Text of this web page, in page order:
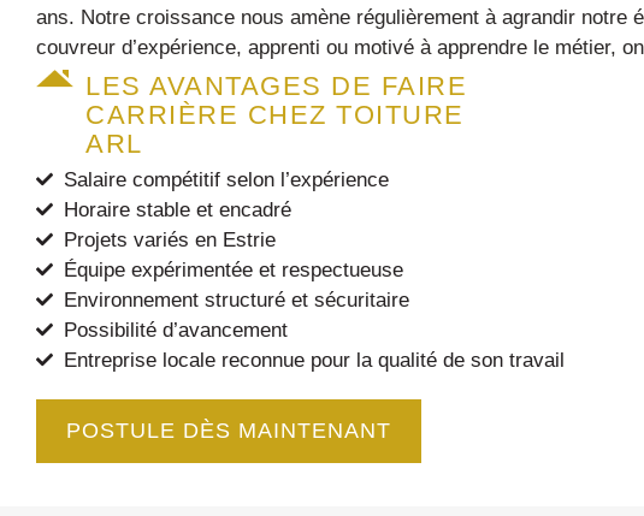
ans. Notre croissance nous amène régulièrement à agrandir notre
couvreur d’expérience, apprenti ou motivé à apprendre le métier,
LES AVANTAGES DE FAIRE
CARRIÈRE CHEZ TOITURE
ARL
Salaire compétitif selon l’expérience
Horaire stable et encadré
Projets variés en Estrie
Équipe expérimentée et respectueuse
Environnement structuré et sécuritaire
Possibilité d’avancement
Entreprise locale reconnue pour la qualité de son travail
POSTULE DÈS MAINTENANT